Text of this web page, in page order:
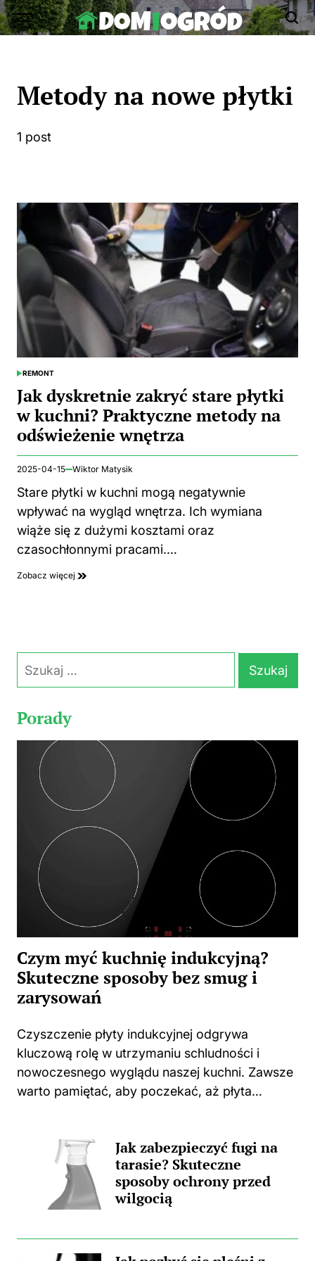
Skip
to
Metody na nowe płytki
1 post
POSTED
REMONT
Jak dyskretnie zakryć stare płytki
w kuchni? Praktyczne metody na
odświeżenie wnętrza
2025-04-15 Wiktor Matysik
Stare płytki w kuchni mogą negatywnie
wpływać na wygląd wnętrza. Ich wymiana
wiąże się z dużymi kosztami oraz
czasochłonnymi pracami.…
Zobacz więcej
Szukaj:
Porady
Czym myć kuchnię indukcyjną?
Skuteczne sposoby bez smug i
zarysowań
Czyszczenie płyty indukcyjnej odgrywa
kluczową rolę w utrzymaniu schludności i
nowoczesnego wyglądu naszej kuchni. Zawsze
warto pamiętać, aby poczekać, aż płyta
powierzchni może prowadzić do
nieprzyjemnych zapachów, a także trwałych...
Jak zabezpieczyć fugi na
tarasie? Skuteczne
sposoby ochrony przed
wilgocią